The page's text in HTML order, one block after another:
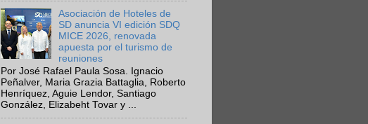
Asociación de Hoteles de
SD anuncia VI edición SDQ
MICE 2026, renovada
apuesta por el turismo de
reuniones
Por José Rafael Paula Sosa. Ignacio
Peñalver, Maria Grazia Battaglia, Roberto
Henríquez, Aguie Lendor, Santiago
González, Elizabeht Tovar y ...